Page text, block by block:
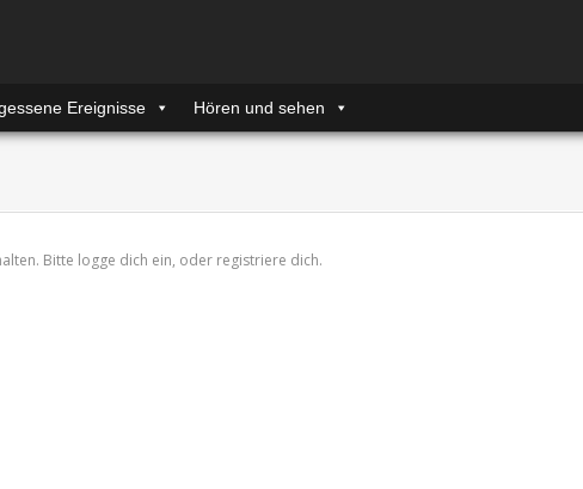
Ereignisse Hören und sehen
Bitte logge dich ein, oder registriere dich.